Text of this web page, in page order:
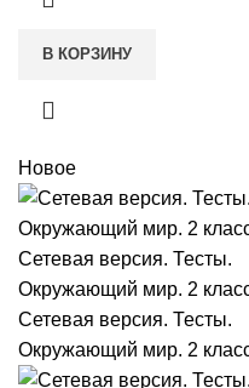
В КОРЗИНУ
Новое